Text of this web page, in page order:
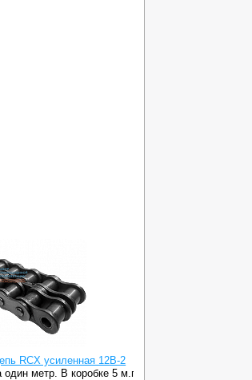
RCX усиленная 12B-2
один метр. В коробке 5 м.п.